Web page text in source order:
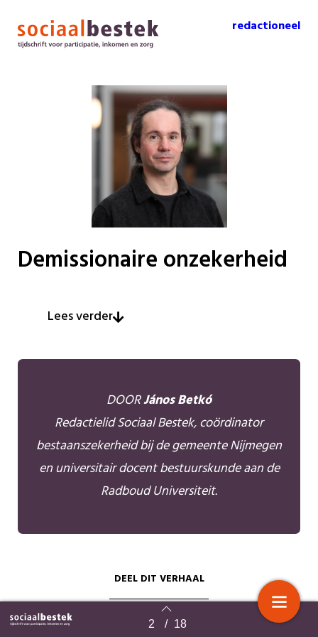
Terug naar overzicht 2 / 18
redactioneel
Demissionaire onzekerheid
Lees verder
DOORJános Betkó
Redactielid Sociaal Bestek, coördinator
bestaanszekerheid bij de gemeente Nijmegen
en universitair docent bestuurskunde aan de
Radboud Universiteit.
DEEL DIT VERHAAL